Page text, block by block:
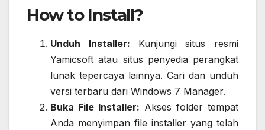
How to Install?
Unduh Installer: Kunjungi situs resmi
Yamicsoft atau situs penyedia perangkat
lunak tepercaya lainnya. Cari dan unduh
versi terbaru dari Windows 7 Manager.
Buka File Installer: Akses folder tempat
Anda menyimpan file installer yang telah